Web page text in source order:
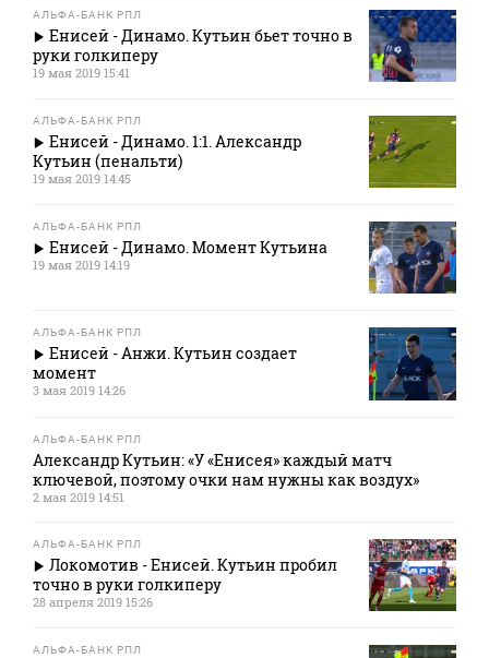
АЛЬФА-БАНК РПЛ
Енисей - Динамо. Кутьин бьет точно в
руки голкиперу
19 мая 2019 15:41
АЛЬФА-БАНК РПЛ
Енисей - Динамо. 1:1. Александр
Кутьин (пенальти)
19 мая 2019 14:45
АЛЬФА-БАНК РПЛ
Енисей - Динамо. Момент Кутьина
19 мая 2019 14:19
АЛЬФА-БАНК РПЛ
Енисей - Анжи. Кутьин создает
момент
3 мая 2019 14:26
АЛЬФА-БАНК РПЛ
Александр Кутьин: «У «Енисея» каждый матч
ключевой, поэтому очки нам нужны как воздух»
2 мая 2019 14:51
АЛЬФА-БАНК РПЛ
Локомотив - Енисей. Кутьин пробил
точно в руки голкиперу
28 апреля 2019 15:26
АЛЬФА-БАНК РПЛ